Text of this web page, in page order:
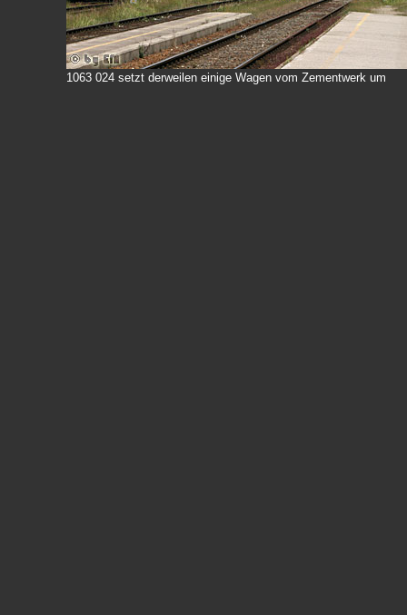
1063 024 setzt derweilen einige Wagen vom Zementwerk um